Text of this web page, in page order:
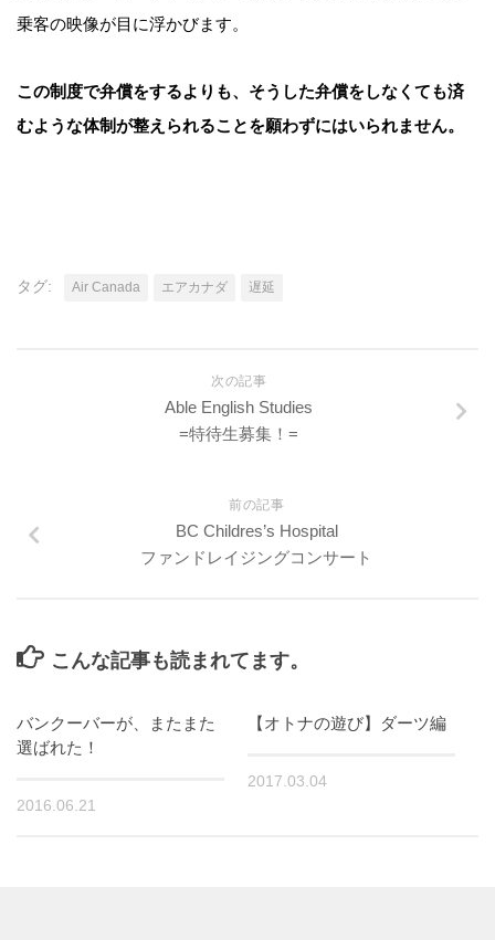
乗客の映像が目に浮かびます。
この制度で弁償をするよりも、そうした弁償をしなくても済
むような体制が整えられることを願わずにはいられません。
タグ: Air Canada エアカナダ 遅延
次の記事
Able English Studies
=特待生募集！=
前の記事
BC Childres’s Hospital
ファンドレイジングコンサート
こんな記事も読まれてます。
バンクーバーが、またまた
選ばれた！
2016.06.21
【オトナの遊び】ダーツ編
2017.03.04